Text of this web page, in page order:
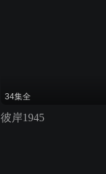
34集全
彼岸1945